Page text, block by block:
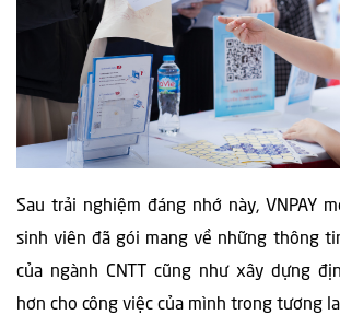
Sau trải nghiệm đáng nhớ này, VNPAY
sinh viên đã gói mang về những thông
của ngành CNTT cũng như xây dựng
hơn cho công việc của mình trong tương